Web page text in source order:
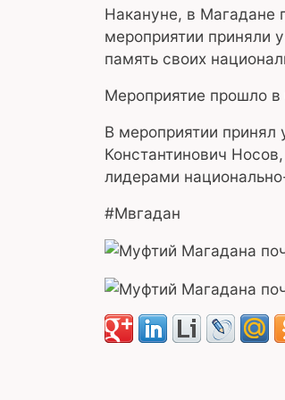
Накануне, в Магадане
мероприятии приняли
память своих
Мероприятие прошло
В мероприятии принял
Константинович
лидерами
#Мвгадан